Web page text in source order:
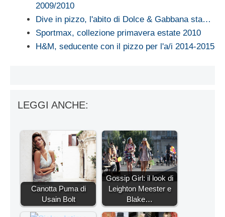
2009/2010
Dive in pizzo, l'abito di Dolce & Gabbana sta…
Sportmax, collezione primavera estate 2010
H&M, seducente con il pizzo per l'a/i 2014-2015
LEGGI ANCHE:
Canotta Puma di
Usain Bolt
Gossip Girl: il look di
Leighton Meester e
Blake…